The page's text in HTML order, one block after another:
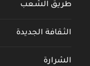
طريق الشعب
الثقافة الجديدة
الشرارة